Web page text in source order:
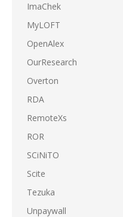
ImaChek
MyLOFT
OpenAlex
OurResearch
Overton
RDA
RemoteXs
ROR
SCiNiTO
Scite
Tezuka
Unpaywall